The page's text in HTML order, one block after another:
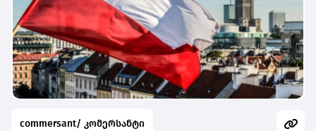
commersant/ კომერსანტი